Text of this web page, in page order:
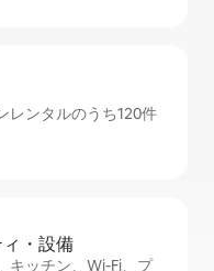
レンタルのうち120件
・設⁠備
キッチン、Wi-Fi、プ